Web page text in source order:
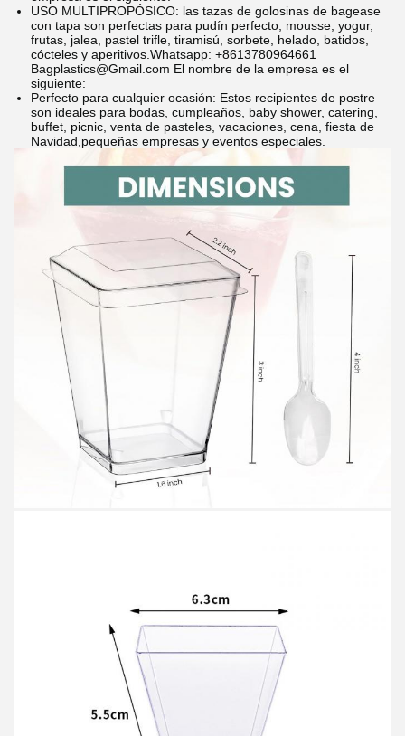
USO MULTIPROPÓSICO: las tazas de golosinas de bagease
con tapa son perfectas para pudín perfecto, mousse, yogur,
frutas, jalea, pastel trifle, tiramisú, sorbete, helado, batidos,
cócteles y aperitivos. Whatsapp: +8613780964661
Bagplastics@Gmail.com El nombre de la empresa es el
siguiente:
Perfecto para cualquier ocasión: Estos recipientes de postre
son ideales para bodas, cumpleaños, baby shower, catering,
buffet, picnic, venta de pasteles, vacaciones, cena, fiesta de
Navidad,pequeñas empresas y eventos especiales.